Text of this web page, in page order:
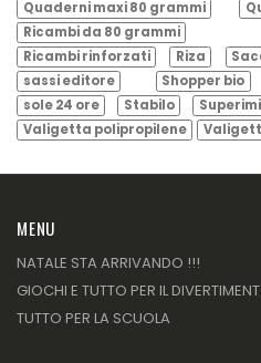
Quaderni maxi 80 grammi
Ricambi da 80 grammi
Ricambi rinforzati
Riza
sassi editore
Shopper bio
sole 24 ore
Stabilo
Valigetta polipropilene
MENU
NATALE STA ARRIVANDO !!!
GIOCHI E TUTTO PER IL
TUTTO PER LA SCUOLA